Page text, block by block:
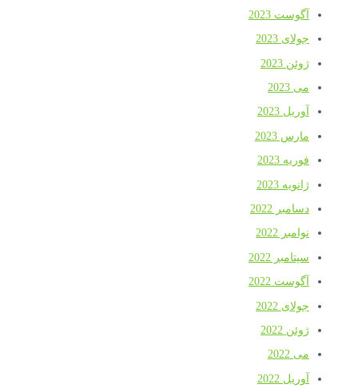
آگوست 2023
جولای 2023
ژوئن 2023
می 2023
آوریل 2023
مارس 2023
فوریه 2023
ژانویه 2023
دسامبر 2022
نوامبر 2022
سپتامبر 2022
آگوست 2022
جولای 2022
ژوئن 2022
می 2022
آوریل 2022